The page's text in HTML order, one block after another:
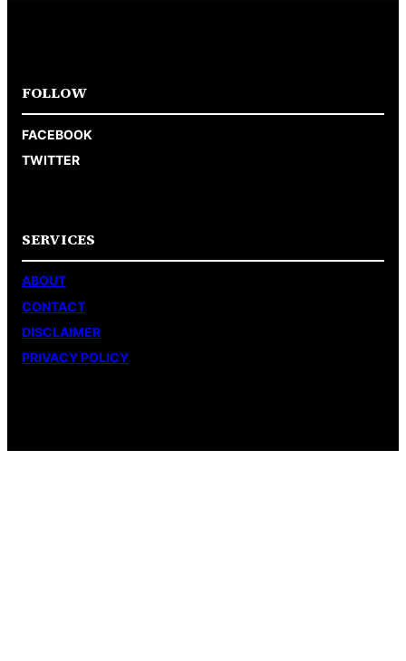
FOLLOW
FACEBOOK
TWITTER
SERVICES
ABOUT
CONTACT
DISCLAIMER
PRIVACY POLICY